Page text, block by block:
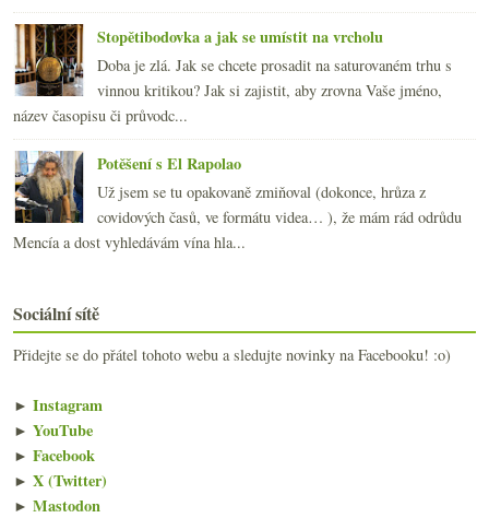
Stopětibodovka a jak se umístit na vrcholu
Doba je zlá. Jak se chcete prosadit na saturovaném trhu s
vinnou kritikou? Jak si zajistit, aby zrovna Vaše jméno,
název časopisu či průvodc...
Potěšení s El Rapolao
Už jsem se tu opakovaně zmiňoval (dokonce, hrůza z
covidových časů, ve formátu videa… ), že mám rád odrůdu
Mencía a dost vyhledávám vína hla...
Sociální sítě
Přidejte se do přátel tohoto webu a sledujte novinky na Facebooku! :o)
► Instagram
► YouTube
► Facebook
► X (Twitter)
► Mastodon